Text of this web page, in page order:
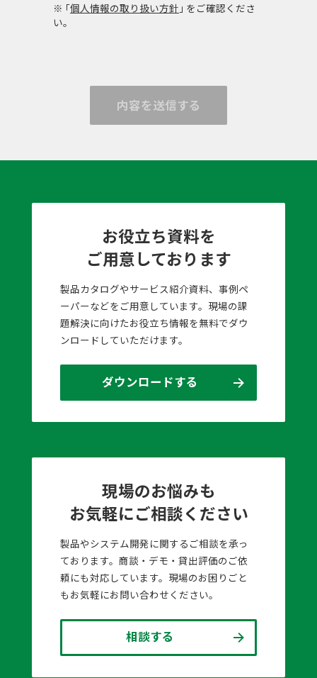
※ ｢個人情報の取り扱い方針 ｣ をご確認くださ
い。
内容を送信する
お役立ち資料を
ご用意しております
製品カタログやサービス紹介資料、事例ペ
ーパーなどをご用意しています。現場の課
題解決に向けたお役立ち情報を無料でダウ
ンロードしていただけます。
ダウンロードする
現場のお悩みも
お気軽にご相談ください
製品やシステム開発に関するご相談を承っ
ております。商談・デモ・貸出評価のご依
頼にも対応しています。現場のお困りごと
もお気軽にお問い合わせください。
相談する